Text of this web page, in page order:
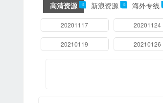
高清资源 13 新浪资源 13 海外专线
20201117 20201124
20210119 20210126